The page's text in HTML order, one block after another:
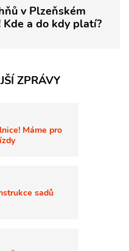
v Plzeňském
a do kdy platí?
ZPRÁVY
Máme pro
sadů